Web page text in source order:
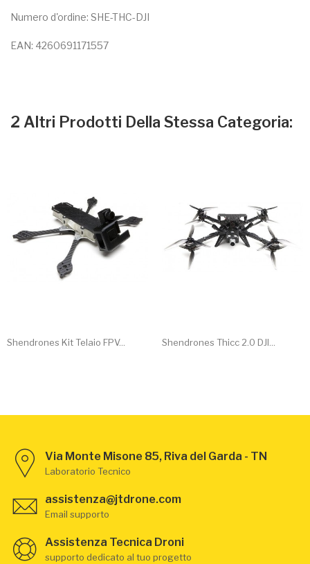
Numero d'ordine: SHE-THC-DJI
EAN: 4260691171557
2 Altri Prodotti Della Stessa Categoria:
Shendrones Kit Telaio FPV... Shendrones Thicc 2.0 DJI...
Via Monte Misone 85, Riva del Garda - TN
Laboratorio Tecnico
assistenza@jtdrone.com
Email supporto
Assistenza Tecnica Droni
supporto dedicato al tuo progetto